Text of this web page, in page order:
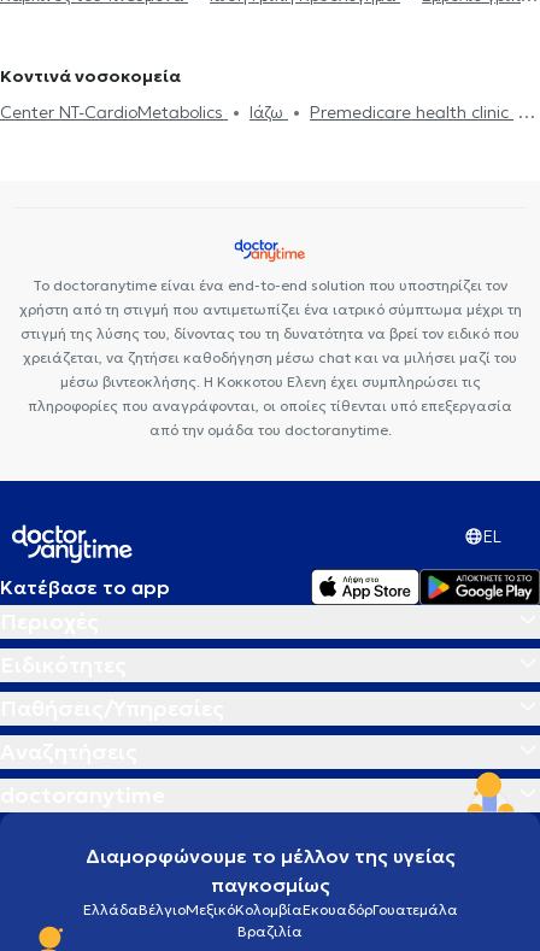
Αθήνα
Πνευμονολόγοι - Φυματιολόγοι στον Άλιμο
- Φυματιολόγοι στα Άνω Πατήσια
στα Εξάρχεια
Πνευμονολόγοι - Φυματιολόγοι στα Σεπόλια
Κοντινά νοσοκομεία
Center NT-CardioMetabolics
Ιάζω
Premedicare health clinic
Το doctoranytime είναι ένα end-to-end solution που υποστηρίζει τον
χρήστη από τη στιγμή που αντιμετωπίζει ένα ιατρικό σύμπτωμα μέχρι τη
στιγμή της λύσης του, δίνοντας του τη δυνατότητα να βρεί τον ειδικό που
χρειάζεται, να ζητήσει καθοδήγηση μέσω chat και να μιλήσει μαζί του
μέσω βιντεοκλήσης. Η Κοκκοτου Ελενη έχει συμπληρώσει τις
πληροφορίες που αναγράφονται, οι οποίες τίθενται υπό επεξεργασία
από την ομάδα του doctoranytime.
EL
Κατέβασε το app
Διαμορφώνουμε το μέλλον της υγείας
παγκοσμίως
ΕλλάδαΒέλγιοΜεξικόΚολομβίαΕκουαδόρΓουατεμάλα
Βραζιλία